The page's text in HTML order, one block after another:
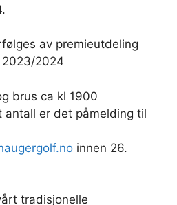
av premieutdeling
2023/2024
brus ca kl 1900
antall er det påmelding til
innen 26.
tradisjonelle